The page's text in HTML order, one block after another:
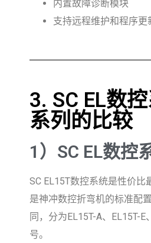
内置故障诊断模块
支持远程维护和程序更
3. SC EL数
系列的比较
1）SC EL数控
SC EL15T数控系统是性价比
是神冲数控折弯机的标准配
同，分为EL15T-A、EL15T-E
号。